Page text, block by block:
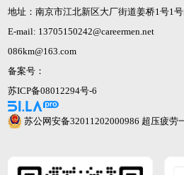
地址：南京市江北新区大厂街道姜桥1号1
E-mail: 13705150242@careermen.net
086km@163.com
备案号：
苏ICP备08012294号-6
苏公网安备32011202000986 超压疲劳